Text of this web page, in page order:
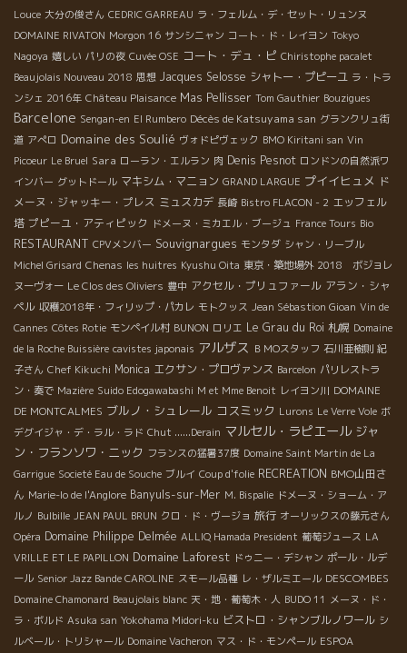
Louce 大分の俊さん CEDRIC GARREAU ラ・フェルム・デ・セット・リュンヌ
DOMAINE RIVATON Morgon 16 サンシニャン コート・ド・レイヨン Tokyo
Nagoya 嬉しい パリの夜 Cuvée OSE コート・デュ・ピ Chiristophe pacalet
Beaujolais Nouveau 2018 思想 Jacques Selosse シャトー・プピーユ ラ・トラ
ンシェ 2016年 Château Plaisance Mas Pellisser Tom Gauthier Bouzigues
Barcelone Sengan-en El Rumbero Décès de Katsuyama san グランクリュ街
道 アぺロ Domaine des Soulié ヴォドピヴェック BMO Kiritani san Vin
Picoeur Le Bruel Sara ローラン・エルラン 肉 Denis Pesnot ロンドンの自然派ワ
インバー グットドール マキシム・マニョン GRAND LARGUE プイイヒュメ ド
メーヌ・ジャッキー・プレス ミュスカデ 長崎 Bistro FLACON - 2 エッフェル
塔 プピーユ・アティピック ドメーヌ・ミカエル・ブージュ France Tours Bio
RESTAURANT CPVメンバー Souvignargues モンタダ シャン・リーブル
Michel Grisard Chenas les huitres Kyushu Oita 東京・築地場外 2018 ボジョレ
ヌーヴォー Le Clos des Oliviers 豊中 アクセル・プリュファール アラン・シャ
ペル 収穫2018年・フィリップ・パカレ モトクッス Jean Sébastion Gioan Vin de
Cannes Côtes Rotie モンペイル村 BUNON ロリエ Le Grau du Roi 札幌 Domaine
de la Roche Buissière cavistes japonais アルザス ＢＭОスタッフ 石川亜樹則 紀
子さん Chef Kikuchi Monica エクサン・プロヴァンス Barcelon パリレストラ
ン・奏で Mazière Suido Edogawabashi M et Mme Benoit レイヨン川 DOMAINE
DE MONTCALMES ブルノ・シュレール コスミック Lurons Le Verre Vole ボ
デグイジャ・デ・ラル・ラド Chut ......Derain マルセル・ラピエール ジャ
ン・フランソワ・ニック フランスの猛暑37度 Domaine Saint Martin de La
Garrigue Societé Eau de Souche ブルイ Coup d'folie RECREATION BMO山田さ
ん Marie-lo de l'Anglore Banyuls-sur-Mer M. Bispalie ドメーヌ・ショーム・ア
ルノ Bulbille JEAN PAUL BRUN クロ・ド・ヴージョ 旅行 オーリックスの藤元さん
Opéra Domaine Philippe Delmée ALLIQ Hamada President 葡萄ジュース LA
VRILLE ET LE PAPILLON Domaine Laforest ドゥニー・デシャン ポール・ルデ
ール Senior Jazz Bande CAROLINE スモール品種 レ・ザルミエール DESCOMBES
Domaine Chamonard Beaujolais blanc 天・地・葡萄木・人 BUDO 11 メーヌ・ド・
ラ・ボルド Asuka san Yokohama Midori-ku ビストロ・シャンブルノワール シ
ルベール・トリシャール Domaine Vacheron マス・ド・モンペール ESPOA